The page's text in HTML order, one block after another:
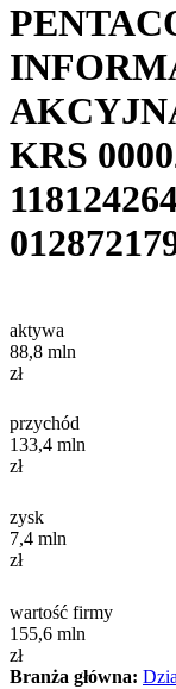
KRS
aktywa
88,8 mln
zł
przychód
133,4 mln
zł
zysk
7,4 mln
zł
wartość firmy
155,6 mln
zł
Branża główna: